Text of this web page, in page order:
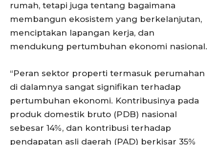
rumah, tetapi juga tentang bagaimana
membangun ekosistem yang berkelanjutan,
menciptakan lapangan kerja, dan
mendukung pertumbuhan ekonomi nasional.
“Peran sektor properti termasuk perumahan
di dalamnya sangat signifikan terhadap
pertumbuhan ekonomi. Kontribusinya pada
produk domestik bruto (PDB) nasional
sebesar 14%, dan kontribusi terhadap
pendapatan asli daerah (PAD) berkisar 35%